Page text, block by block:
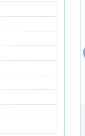
ための 労務・安全衛生コ
アンス・チェック